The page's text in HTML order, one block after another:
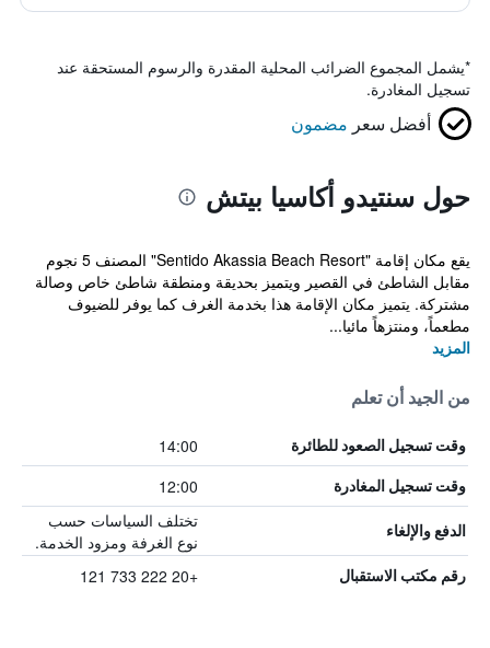
*يشمل المجموع الضرائب المحلية المقدرة والرسوم المستحقة عند
تسجيل المغادرة.
أفضل سعر مضمون
حول سنتيدو أكاسيا بيتش
يقع مكان إقامة "Sentido Akassia Beach Resort" المصنف 5 نجوم
مقابل الشاطئ في القصير ويتميز بحديقة ومنطقة شاطئ خاص وصالة
مشتركة. يتميز مكان الإقامة هذا بخدمة الغرف كما يوفر للضيوف
مطعماً، ومنتزهاً مائيا...
المزيد
من الجيد أن تعلم
وقت تسجيل الصعود للطائرة 14:00
وقت تسجيل المغادرة 12:00
الدفع والإلغاء
تختلف السياسات حسب
نوع الغرفة ومزود الخدمة.
رقم مكتب الاستقبال +20 222 733 121